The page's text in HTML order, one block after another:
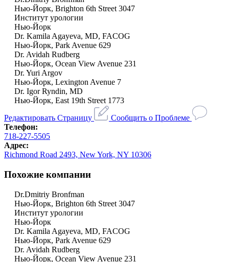
Нью-Йорк, Brighton 6th Street 3047
Институт урологии
Нью-Йорк
Dr. Kamila Agayeva, MD, FACOG
Нью-Йорк, Park Avenue 629
Dr. Avidah Rudberg
Нью-Йорк, Ocean View Avenue 231
Dr. Yuri Argov
Нью-Йорк, Lexington Avenue 7
Dr. Igor Ryndin, MD
Нью-Йорк, East 19th Street 1773
Редактировать Страницу
Сообщить о Проблеме
Телефон:
718-227-5505
Адрес:
Richmond Road 2493, New York, NY 10306
Похожие компании
Dr.Dmitriy Bronfman
Нью-Йорк, Brighton 6th Street 3047
Институт урологии
Нью-Йорк
Dr. Kamila Agayeva, MD, FACOG
Нью-Йорк, Park Avenue 629
Dr. Avidah Rudberg
Нью-Йорк, Ocean View Avenue 231